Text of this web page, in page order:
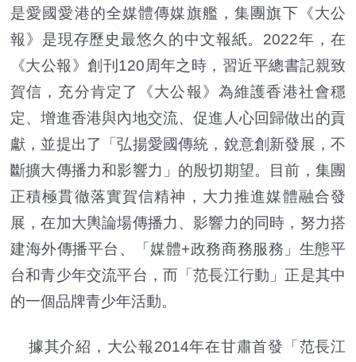
是愛國愛港的全媒體傳媒旗艦，集團旗下《大公
報》是現存歷史最悠久的中文報紙。2022年，在
《大公報》創刊120周年之時，習近平總書記親致
賀信，充分肯定了《大公報》為維護香港社會穩
定、增進香港與內地交流、促進人心回歸做出的貢
獻，並提出了「弘揚愛國傳統，銳意創新發展，不
斷擴大傳播力和影響力」的殷切期望。目前，集團
正積極貫徹落實賀信精神，大力推進媒體融合發
展，在加大輿論場傳播力、影響力的同時，努力搭
建海外傳播平台、「媒體+政務商務服務」生態平
台和青少年交流平台，而「范長江行動」正是其中
的一個品牌青少年活動。
據其介紹，大公報2014年在甘肅首發「范長江